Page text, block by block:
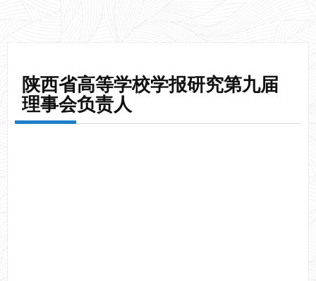
陕西省高等学校学报研究第九届
理事会负责人